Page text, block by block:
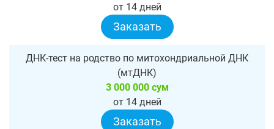
от 14 дней
Заказать
ДНК-тест на родство по митохондриальной ДНК
(мтДНК)
3 000 000 сум
от 14 дней
Заказать